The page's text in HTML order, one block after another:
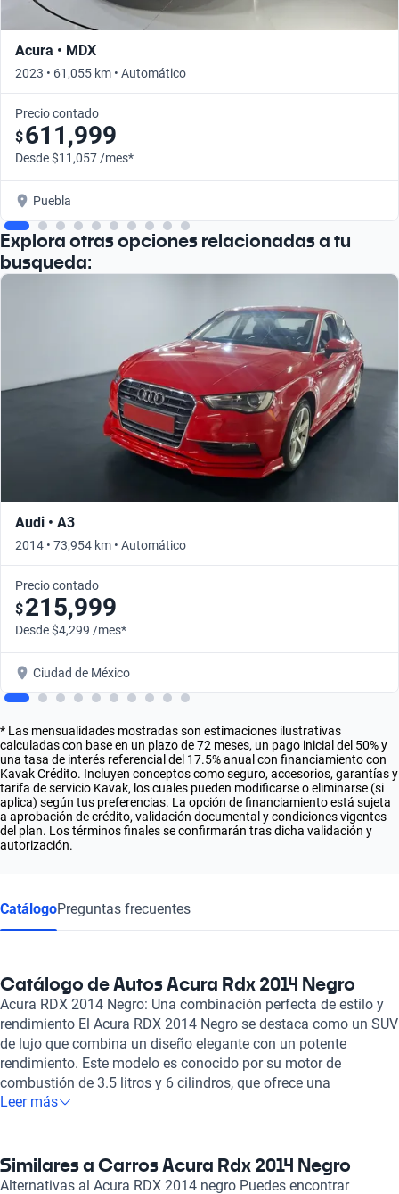
Acura • MDX
2023 • 61,055 km • Automático
Precio contado
$611,999
Desde $11,057 /mes*
Puebla
Explora otras opciones relacionadas a tu
busqueda:
Audi • A3
2014 • 73,954 km • Automático
Precio contado
$215,999
Desde $4,299 /mes*
Ciudad de México
* Las mensualidades mostradas son estimaciones ilustrativas
calculadas con base en un plazo de 72 meses, un pago inicial del 50% y
una tasa de interés referencial del 17.5% anual con financiamiento con
Kavak Crédito. Incluyen conceptos como seguro, accesorios, garantías y
tarifa de servicio Kavak, los cuales pueden modificarse o eliminarse (si
aplica) según tus preferencias. La opción de financiamiento está sujeta
a aprobación de crédito, validación documental y condiciones vigentes
del plan. Los términos finales se confirmarán tras dicha validación y
autorización.
CatálogoPreguntas frecuentes
Catálogo de Autos Acura Rdx 2014 Negro
Acura RDX 2014 Negro: Una combinación perfecta de estilo y
rendimiento El Acura RDX 2014 Negro se destaca como un SUV
de lujo que combina un diseño elegante con un potente
rendimiento. Este modelo es conocido por su motor de
combustión de 3.5 litros y 6 cilindros, que ofrece una
impresionante potencia de 273 caballos. Su transmisión
del Acura RDX 2014 es un refugio de comodidad gracias a sus
asientos de cuero que brindan un toque premium, permitiendo
Leer más
Similares a Carros Acura Rdx 2014 Negro
Alternativas al Acura RDX 2014 negro Puedes encontrar